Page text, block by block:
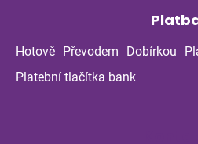
Hotově Převodem Dobírkou
Platební tlačítka bank